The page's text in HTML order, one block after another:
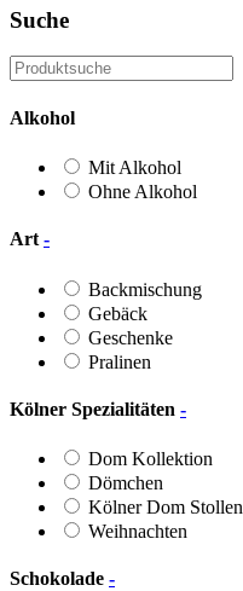
Suche
Alkohol
Mit Alkohol
Ohne Alkohol
Art -
Backmischung
Gebäck
Geschenke
Pralinen
Kölner Spezialitäten -
Dom Kollektion
Dömchen
Kölner Dom Stollen
Weihnachten
Schokolade -